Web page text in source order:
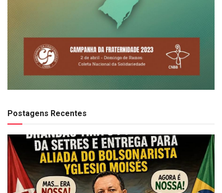
Postagens Recentes